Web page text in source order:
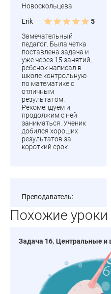
Новоскольцева
Erik
5
Замечательный
педагог. Была четка
поставлена задача и
уже через 15 занятий,
ребенок написал в
школе контрольную
по математике с
отличным
результатом.
Рекомендуем и
продолжим с ней
заниматься. Ученик
добился хороших
результатов за
короткий срок.
Преподаватель:
Похожие уроки
Задача 16. Центральные и